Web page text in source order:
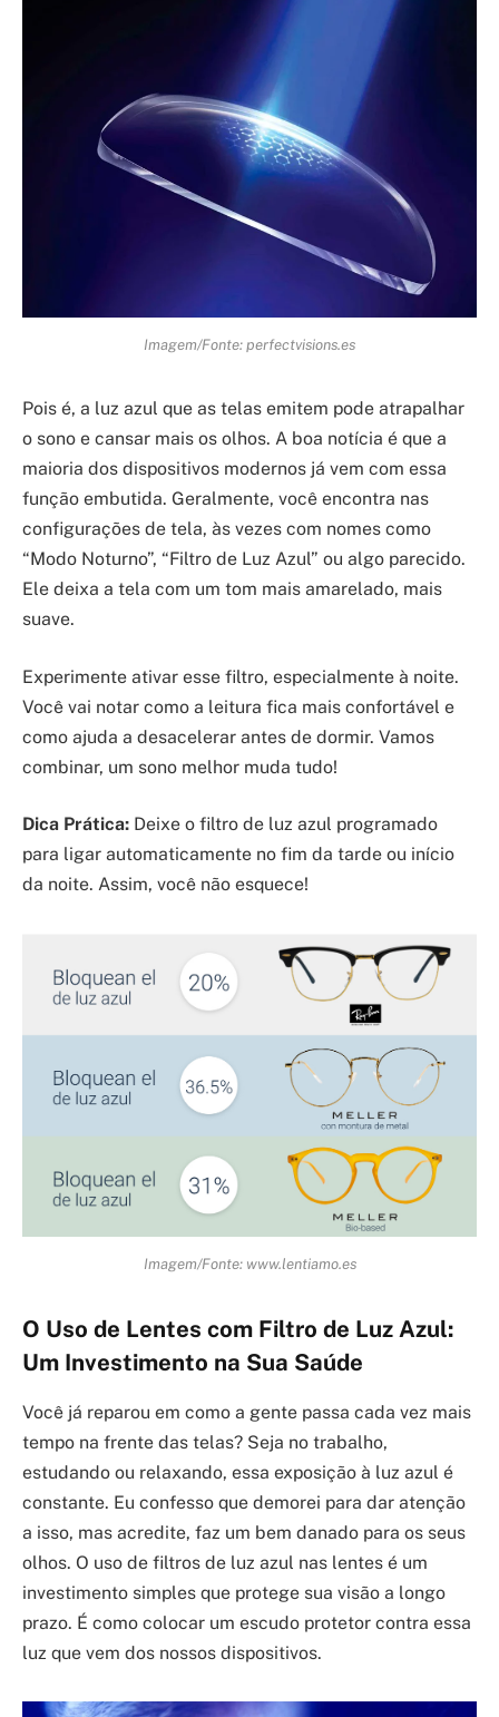
Imagem/Fonte: perfectvisions.es
Pois é, a luz azul que as telas emitem pode atrapalhar
o sono e cansar mais os olhos. A boa notícia é que a
maioria dos dispositivos modernos já vem com essa
função embutida. Geralmente, você encontra nas
configurações de tela, às vezes com nomes como
“Modo Noturno”, “Filtro de Luz Azul” ou algo parecido.
Ele deixa a tela com um tom mais amarelado, mais
suave.
Experimente ativar esse filtro, especialmente à noite.
Você vai notar como a leitura fica mais confortável e
como ajuda a desacelerar antes de dormir. Vamos
combinar, um sono melhor muda tudo!
Dica Prática: Deixe o filtro de luz azul programado
para ligar automaticamente no fim da tarde ou início
da noite. Assim, você não esquece!
Imagem/Fonte: www.lentiamo.es
O Uso de Lentes com Filtro de Luz Azul:
Um Investimento na Sua Saúde
Você já reparou em como a gente passa cada vez mais
tempo na frente das telas? Seja no trabalho,
estudando ou relaxando, essa exposição à luz azul é
constante. Eu confesso que demorei para dar atenção
a isso, mas acredite, faz um bem danado para os seus
olhos. O uso de filtros de luz azul nas lentes é um
investimento simples que protege sua visão a longo
prazo. É como colocar um escudo protetor contra essa
luz que vem dos nossos dispositivos.